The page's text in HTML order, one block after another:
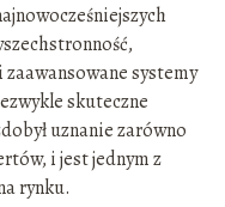
zaawansowane systemy
skuteczne
uznanie zarówno
i jest jednym z
rynku.